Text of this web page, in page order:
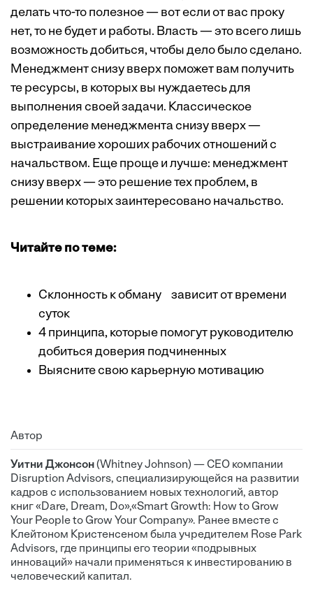
делать что-то полезное — вот если от вас проку
нет, то не будет и работы. Власть — это всего лишь
возможность добиться, чтобы дело было сделано.
Менеджмент снизу вверх поможет вам получить
те ресурсы, в которых вы нуждаетесь для
выполнения своей задачи. Классическое
определение менеджмента снизу вверх —
выстраивание хороших рабочих отношений с
начальством. Еще проще и лучше: менеджмент
снизу вверх — это решение тех проблем, в
решении которых заинтересовано начальство.
Читайте по теме:
Склонность к обману зависит от времени
суток
4 принципа, которые помогут руководителю
добиться доверия подчиненных
Выясните свою карьерную мотивацию
Автор
Уитни Джонсон(Whitney Johnson) — CEO компании
Disruption Advisors, специализирующейся на развитии
кадров с использованием новых технологий, автор
книг «Dare, Dream, Do»,«Smart Growth: How to Grow
Your People to Grow Your Company». Ранее вместе с
Клейтоном Кристенсеном была учредителем Rose Park
Advisors, где принципы его теории «подрывных
инноваций» начали применяться к инвестированию в
человеческий капитал.